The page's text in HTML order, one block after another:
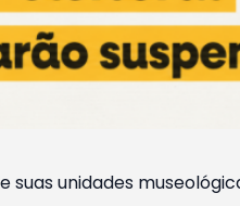
suas unidades